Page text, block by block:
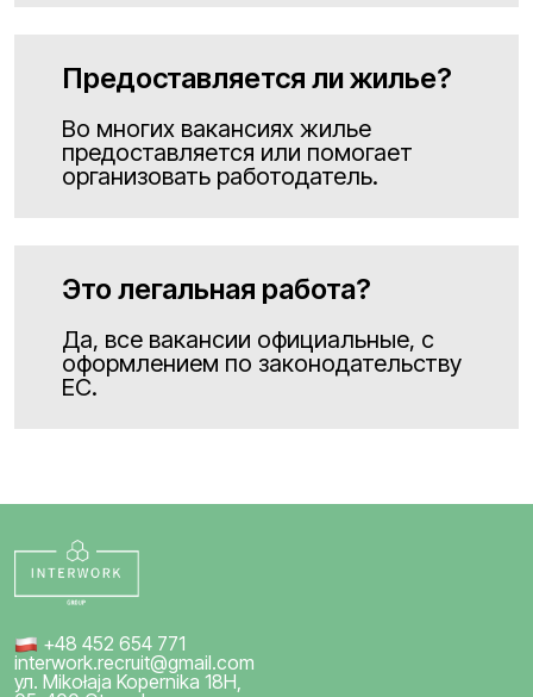
Предоставляется ли жилье?
Во многих вакансиях жилье
предоставляется или помогает
организовать работодатель.
Это легальная работа?
Да, все вакансии официальные, с
оформлением по законодательству
ЕС.
+48 452 654 771
interwork.recruit@gmail.com
ул. Mikołaja Kopernika 18H,